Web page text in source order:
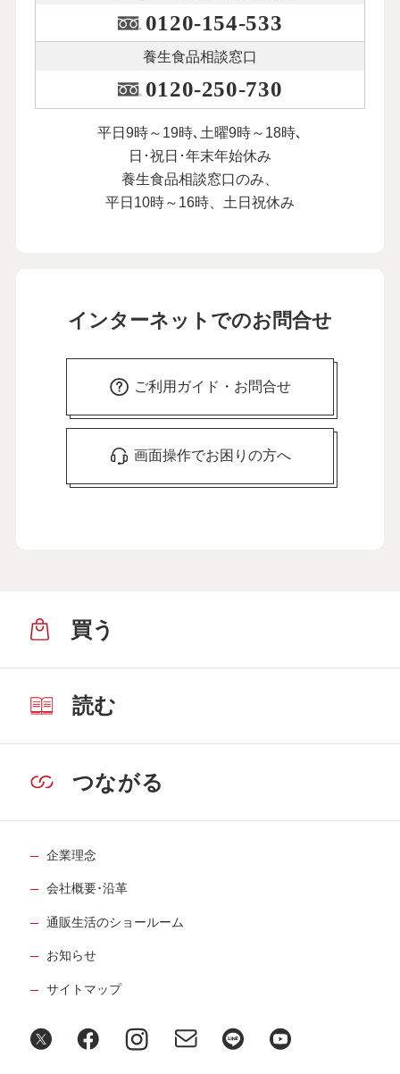
0120-154-533
養生食品相談窓口
0120-250-730
平日9時～19時､土曜9時～18時､
日･祝日･年末年始休み
養生食品相談窓口のみ、
平日10時～16時、土日祝休み
インターネットでのお問合せ
ご利用ガイド・お問合せ
画面操作でお困りの方へ
買う
読む
つながる
企業理念
会社概要･沿革
通販生活のショールーム
お知らせ
サイトマップ